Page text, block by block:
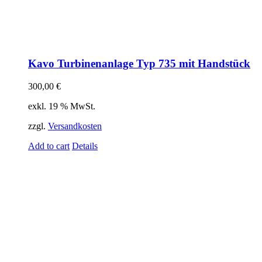
Kavo Turbinenanlage Typ 735 mit Handstück
300,00 €
exkl. 19 % MwSt.
zzgl. Versandkosten
Add to cart Details